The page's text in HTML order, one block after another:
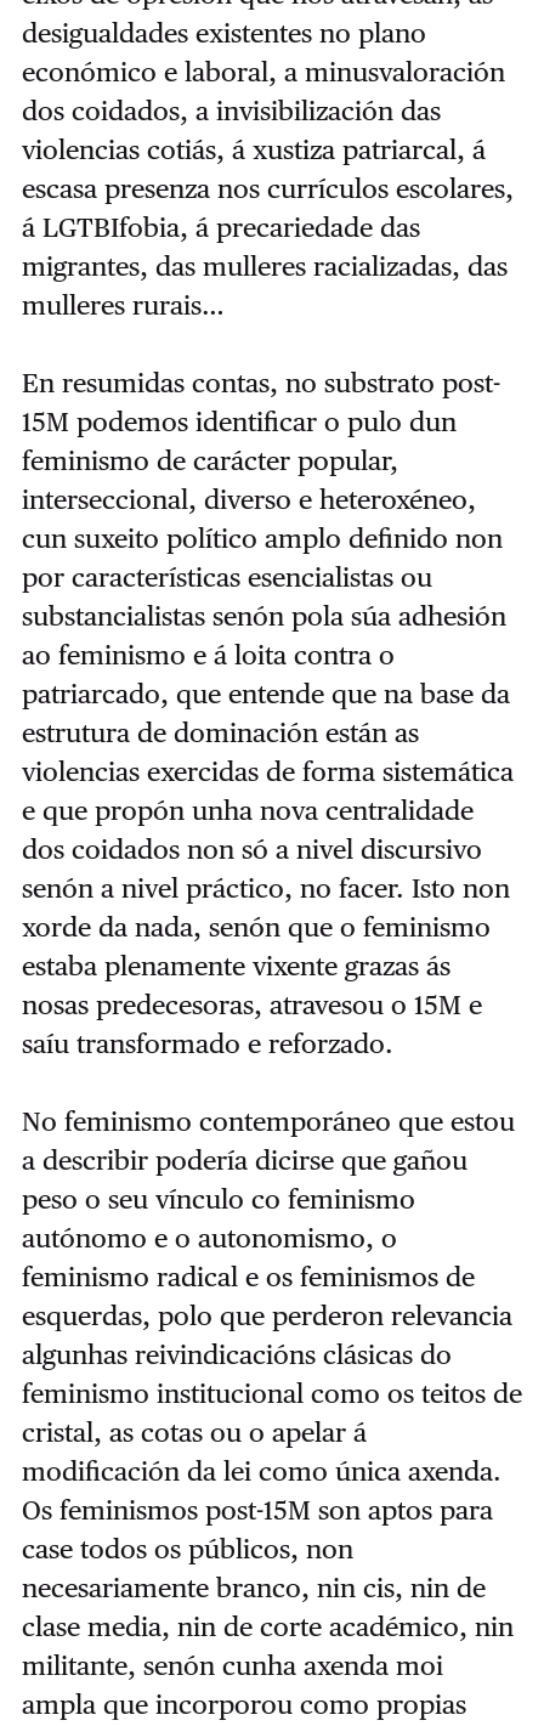
desigualdades existentes no plano
económico e laboral, a minusvaloración
dos coidados, a invisibilización das
violencias cotiás, á xustiza patriarcal, á
escasa presenza nos currículos escolares,
á LGTBIfobia, á precariedade das
migrantes, das mulleres racializadas, das
mulleres rurais…
En resumidas contas, no substrato post-
15M podemos identificar o pulo dun
feminismo de carácter popular,
interseccional, diverso e heteroxéneo,
cun suxeito político amplo definido non
por características esencialistas ou
substancialistas senón pola súa adhesión
ao feminismo e á loita contra o
patriarcado, que entende que na base da
estrutura de dominación están as
violencias exercidas de forma sistemática
e que propón unha nova centralidade
dos coidados non só a nivel discursivo
senón a nivel práctico, no facer. Isto non
xorde da nada, senón que o feminismo
estaba plenamente vixente grazas ás
nosas predecesoras, atravesou o 15M e
saíu transformado e reforzado.
No feminismo contemporáneo que estou
a describir podería dicirse que gañou
peso o seu vínculo co feminismo
autónomo e o autonomismo, o
feminismo radical e os feminismos de
esquerdas, polo que perderon relevancia
algunhas reivindicacións clásicas do
feminismo institucional como os teitos de
cristal, as cotas ou o apelar á
modificación da lei como única axenda.
Os feminismos post-15M son aptos para
case todos os públicos, non
necesariamente branco, nin cis, nin de
clase media, nin de corte académico, nin
militante, senón cunha axenda moi
ampla que incorporou como propias